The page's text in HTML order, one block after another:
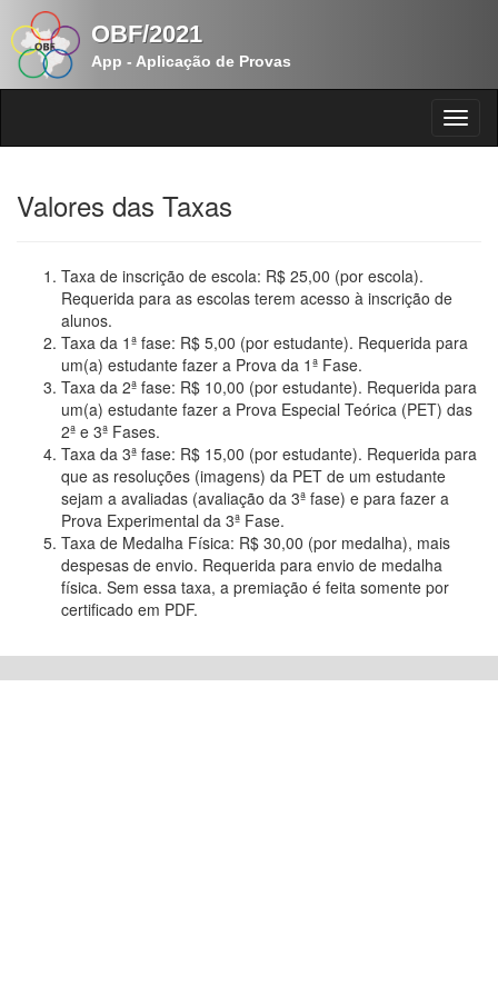
OBF/2021
App - Aplicação de Provas
Valores das Taxas
Taxa de inscrição de escola: R$ 25,00 (por escola).
Requerida para as escolas terem acesso à inscrição de
alunos.
Taxa da 1ª fase: R$ 5,00 (por estudante). Requerida para
um(a) estudante fazer a Prova da 1ª Fase.
Taxa da 2ª fase: R$ 10,00 (por estudante). Requerida para
um(a) estudante fazer a Prova Especial Teórica (PET) das
2ª e 3ª Fases.
Taxa da 3ª fase: R$ 15,00 (por estudante). Requerida para
que as resoluções (imagens) da PET de um estudante
sejam a avaliadas (avaliação da 3ª fase) e para fazer a
Prova Experimental da 3ª Fase.
Taxa de Medalha Física: R$ 30,00 (por medalha), mais
despesas de envio. Requerida para envio de medalha
física. Sem essa taxa, a premiação é feita somente por
certificado em PDF.